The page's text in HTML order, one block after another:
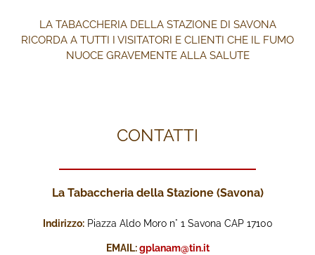
LA TABACCHERIA DELLA STAZIONE DI SAVONA
RICORDA A TUTTI I VISITATORI E CLIENTI CHE IL FUMO
NUOCE GRAVEMENTE ALLA SALUTE
CONTATTI
La Tabaccheria della Stazione (Savona)
Indirizzo:Piazza Aldo Moro n° 1 Savona CAP 17100
EMAIL: gplanam@tin.it